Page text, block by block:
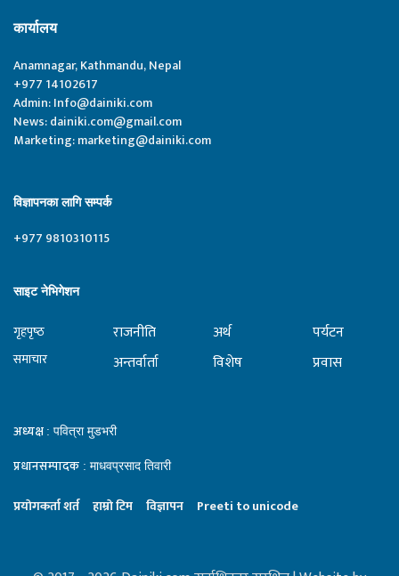
कार्यालय
Anamnagar, Kathmandu, Nepal
+977 14102617
Admin:Info@dainiki.com
News:dainiki.com@gmail.com
Marketing:marketing@dainiki.com
विज्ञापनका लागि सम्पर्क
+977 9810310115
साइट नेभिगेशन
गृहपृष्‍ठ
समाचार
राजनीति
अन्तर्वार्ता
अर्थ
विशेष
पर्यटन
प्रवास
अध्यक्ष : पवित्रा मुडभरी
प्रधानसम्पादक : माधवप्रसाद तिवारी
प्रयाेगकर्ता शर्त हाम्राे टिम विज्ञापन Preeti to unicode